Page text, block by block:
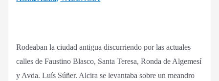
Rodeaban la ciudad antigua discurriendo por las actuales
calles de Faustino Blasco, Santa Teresa, Ronda de Algemesí
y Avda. Luís Súñer. Alcira se levantaba sobre un meandro